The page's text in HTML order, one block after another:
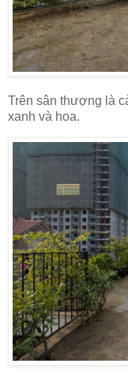
Trên sân thượng là
xanh và hoa.